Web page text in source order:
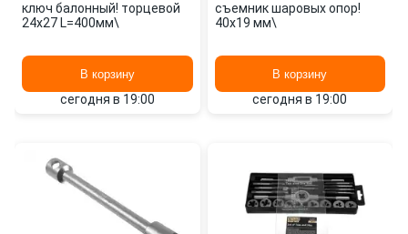
ключ балонный! торцевой
24x27 L=400мм\
В корзину
сегодня в 19:00
съемник шаровых опор!
40x19 мм\
В корзину
сегодня в 19:00